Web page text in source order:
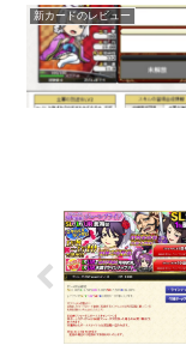
新カードのレビュー